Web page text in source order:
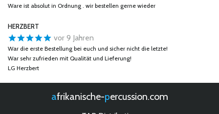
Ware ist absolut in Ordnung . wir bestellen gerne wieder
HERZBERT
vor 9 Jahren
War die erste Bestellung bei euch und sicher nicht die letzte!
War sehr zufrieden mit Qualität und Lieferung!
LG Herzbert
afrikanische- percussion.com